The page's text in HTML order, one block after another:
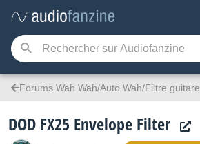
Forums Wah Wah/Auto Wah/Filtre guitare
DOD FX25 Envelope Filter